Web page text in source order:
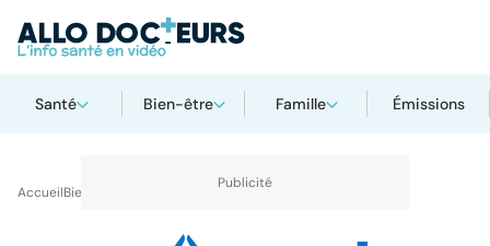
Santé Bien-être Famille Émissions
AccueilBien-être Sport et santé